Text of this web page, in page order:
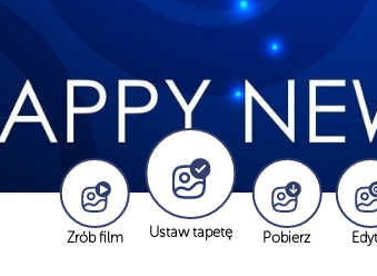
Zrób film Ustaw tapetę Pobierz